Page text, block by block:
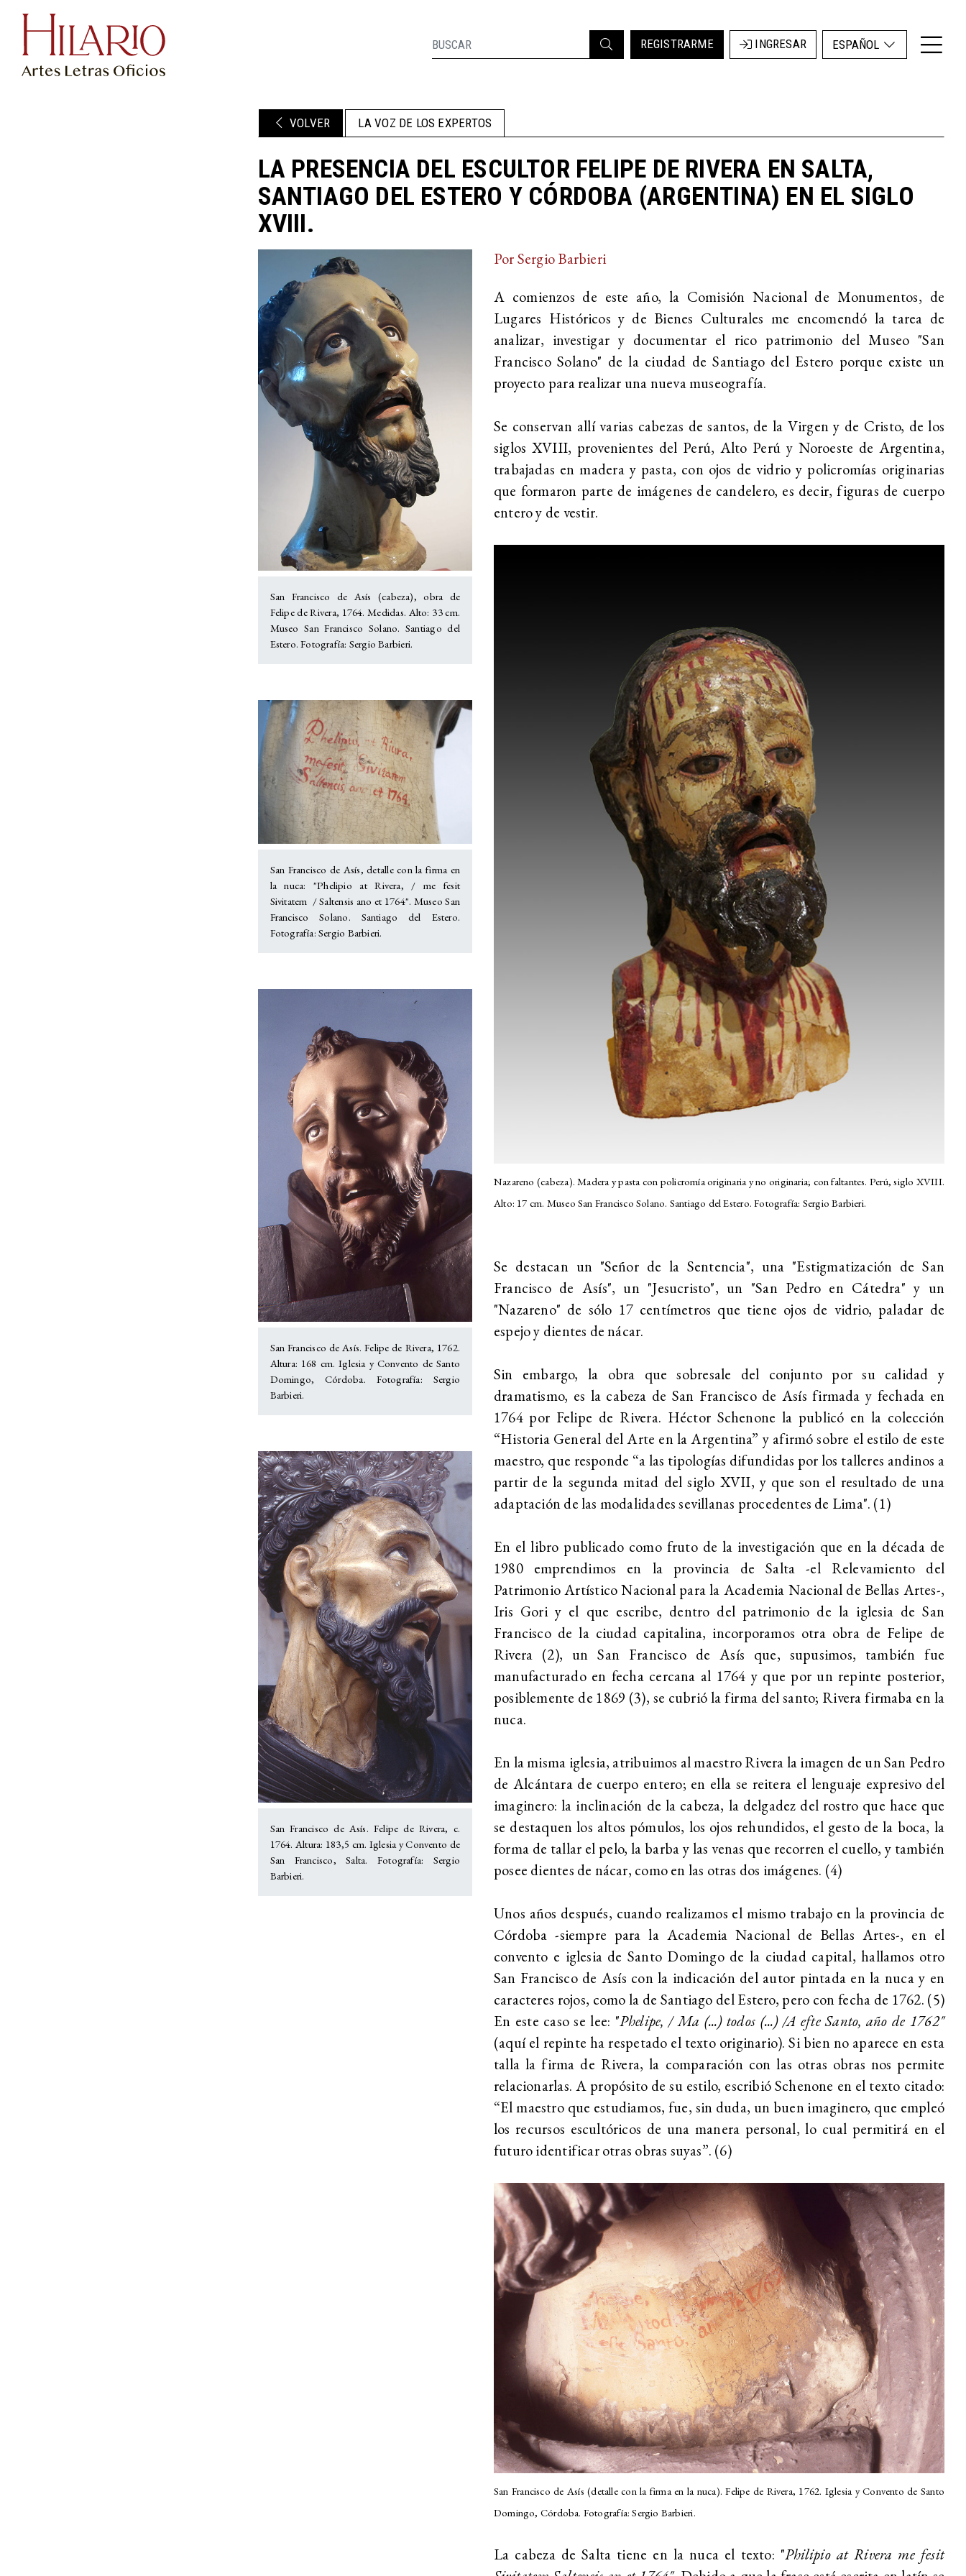
REGISTRARME INGRESAR ESPAÑOL
VOLVER LA VOZ DE LOS EXPERTOS
LA PRESENCIA DEL ESCULTOR FELIPE DE RIVERA EN SALTA,
SANTIAGO DEL ESTERO Y CÓRDOBA (ARGENTINA) EN EL SIGLO
XVIII.
San Francisco de Asís (cabeza), obra de
Felipe de Rivera, 1764. Medidas. Alto: 33 cm.
Museo San Francisco Solano. Santiago del
Estero. Fotografía: Sergio Barbieri.
San Francisco de Asís, detalle con la firma en
la nuca: "Phelipio at Rivera, / me fesit
Sivitatem / Saltensis ano et 1764". Museo San
Francisco Solano. Santiago del Estero.
Fotografía: Sergio Barbieri.
San Francisco de Asís. Felipe de Rivera, 1762.
Altura: 168 cm. Iglesia y Convento de Santo
Domingo, Córdoba. Fotografía: Sergio
Barbieri.
San Francisco de Asís. Felipe de Rivera, c.
1764. Altura: 183,5 cm. Iglesia y Convento de
San Francisco, Salta. Fotografía: Sergio
Barbieri.
Por Sergio Barbieri
A comienzos de este año, la Comisión Nacional de Monumentos, de
Lugares Históricos y de Bienes Culturales me encomendó la tarea de
analizar, investigar y documentar el rico patrimonio del Museo "San
Francisco Solano" de la ciudad de Santiago del Estero porque existe un
proyecto para realizar una nueva museografía.
Se conservan allí varias cabezas de santos, de la Virgen y de Cristo, de los
siglos XVIII, provenientes del Perú, Alto Perú y Noroeste de Argentina,
trabajadas en madera y pasta, con ojos de vidrio y policromías originarias
que formaron parte de imágenes de candelero, es decir, figuras de cuerpo
entero y de vestir.
Nazareno (cabeza). Madera y pasta con policromía originaria y no originaria; con faltantes. Perú, siglo XVIII.
Alto: 17 cm. Museo San Francisco Solano. Santiago del Estero. Fotografía: Sergio Barbieri.
Se destacan un "Señor de la Sentencia", una "Estigmatización de San
Francisco de Asís", un "Jesucristo", un "San Pedro en Cátedra" y un
"Nazareno" de sólo 17 centímetros que tiene ojos de vidrio, paladar de
espejo y dientes de nácar.
Sin embargo, la obra que sobresale del conjunto por su calidad y
dramatismo, es la cabeza de San Francisco de Asís firmada y fechada en
1764 por Felipe de Rivera. Héctor Schenone la publicó en la colección
“Historia General del Arte en la Argentina” y afirmó sobre el estilo de este
maestro, que responde “a las tipologías difundidas por los talleres andinos a
partir de la segunda mitad del siglo XVII, y que son el resultado de una
adaptación de las modalidades sevillanas procedentes de Lima". (1)
En el libro publicado como fruto de la investigación que en la década de
1980 emprendimos en la provincia de Salta -el Relevamiento del
Patrimonio Artístico Nacional para la Academia Nacional de Bellas Artes-,
Iris Gori y el que escribe, dentro del patrimonio de la iglesia de San
Francisco de la ciudad capitalina, incorporamos otra obra de Felipe de
Rivera (2), un San Francisco de Asís que, supusimos, también fue
manufacturado en fecha cercana al 1764 y que por un repinte posterior,
posiblemente de 1869 (3), se cubrió la firma del santo; Rivera firmaba en la
nuca.
En la misma iglesia, atribuimos al maestro Rivera la imagen de un San Pedro
de Alcántara de cuerpo entero; en ella se reitera el lenguaje expresivo del
imaginero: la inclinación de la cabeza, la delgadez del rostro que hace que
se destaquen los altos pómulos, los ojos rehundidos, el gesto de la boca, la
forma de tallar el pelo, la barba y las venas que recorren el cuello, y también
posee dientes de nácar, como en las otras dos imágenes. (4)
Unos años después, cuando realizamos el mismo trabajo en la provincia de
Córdoba -siempre para la Academia Nacional de Bellas Artes-, en el
convento e iglesia de Santo Domingo de la ciudad capital, hallamos otro
San Francisco de Asís con la indicación del autor pintada en la nuca y en
caracteres rojos, como la de Santiago del Estero, pero con fecha de 1762. (5)
En este caso se lee: "Phelipe, / Ma (...) todos (...) /A efte Santo, año de 1762"
(aquí el repinte ha respetado el texto originario). Si bien no aparece en esta
talla la firma de Rivera, la comparación con las otras obras nos permite
relacionarlas. A propósito de su estilo, escribió Schenone en el texto citado:
“El maestro que estudiamos, fue, sin duda, un buen imaginero, que empleó
los recursos escultóricos de una manera personal, lo cual permitirá en el
futuro identificar otras obras suyas”. (6)
San Francisco de Asís (detalle con la firma en la nuca). Felipe de Rivera, 1762. Iglesia y Convento de Santo
Domingo, Córdoba. Fotografía: Sergio Barbieri.
La cabeza de Salta tiene en la nuca el texto: "Philipio at Rivera me fesit